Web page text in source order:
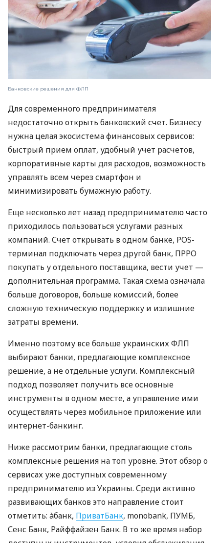
Банковские решения для ФЛП
Для современного предпринимателя
недостаточно открыть банковский счет. Бизнесу
нужна целая экосистема финансовых сервисов:
быстрый прием оплат, удобный учет расчетов,
корпоративные карты для расходов, возможность
управлять всем через смартфон и
минимизировать бумажную работу.
Еще несколько лет назад предпринимателю часто
приходилось пользоваться услугами разных
компаний. Счет открывать в одном банке, POS-
терминал подключать через другой банк, ПРРО
покупать у отдельного поставщика, вести учет —
дополнительная программа. Такая схема означала
больше договоров, больше комиссий, более
сложную техническую поддержку и излишние
затраты времени.
Именно поэтому все больше украинских ФЛП
выбирают банки, предлагающие комплексное
решение, а не отдельные услуги. Комплексный
подход позволяет получить все основные
инструменты в одном месте, а управление ими
осуществлять через мобильное приложение или
интернет-банкинг.
Ниже рассмотрим банки, предлагающие столь
комплексные решения на топ уровне. Этот обзор о
сервисах уже доступных современному
предпринимателю из Украины. Среди активно
развивающих банков это направление стоит
отметить: àбанк, ПриватБанк, monobank, ПУМБ,
Сенс Банк, Райффайзен Банк. В то же время набор